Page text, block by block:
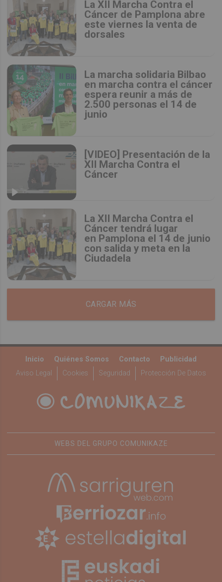
La XII Marcha Contra el
Cáncer de Pamplona abre
este viernes la venta de
dorsales
La marcha solidaria Bilbao
en marcha contra el cáncer
espera reunir a más de
2.500 personas el 14 de
junio
[VIDEO] Presentación de la
XII Marcha Contra el
Cáncer
La XII Marcha Contra el
Cáncer tendrá lugar
en Pamplona el 14 de junio
con salida y meta en la
Ciudadela
CARGAR MÁS
Inicio Quiénes Somos Contacto
Publicidad
Aviso Legal
Cookies Seguridad Protección De Datos
WEBS DEL GRUPO COMUNIKAZE